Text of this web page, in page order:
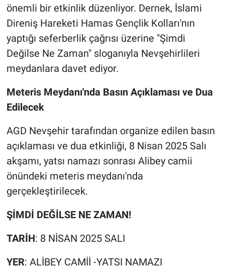
önemli bir etkinlik düzenliyor. Dernek, İslami
Direniş Hareketi Hamas Gençlik Kolları'nın
yaptığı seferberlik çağrısı üzerine "Şimdi
Değilse Ne Zaman" sloganıyla Nevşehirlileri
meydanlara davet ediyor.
Meteris Meydanı'nda Basın Açıklaması ve Dua
Edilecek
AGD Nevşehir tarafından organize edilen basın
açıklaması ve dua etkinliği, 8 Nisan 2025 Salı
akşamı, yatsı namazı sonrası Alibey camii
önündeki meteris meydanı'nda
gerçekleştirilecek.
ŞİMDİ DEĞİLSE NE ZAMAN!
TARİH: 8 NİSAN 2025 SALI
YER: ALİBEY CAMİİ -YATSI NAMAZI
Yerel
Genel
Asayiş
Kültür - Sanat
Magazin
Çevre
Haberde İnsan